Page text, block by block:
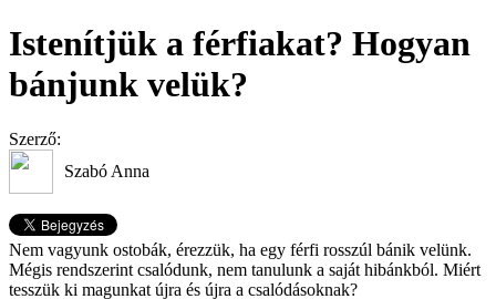
Istenítjük a férfiakat? Hogyan
bánjunk velük?
Szerző:
Szabó Anna
Nem vagyunk ostobák, érezzük, ha egy férfi rosszúl bánik velünk.
Mégis rendszerint csalódunk, nem tanulunk a saját hibánkból. Miért
tesszük ki magunkat újra és újra a csalódásoknak?